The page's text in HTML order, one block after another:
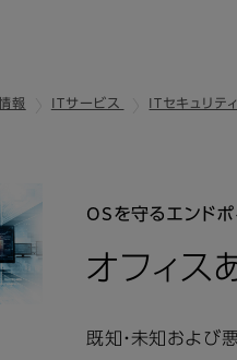
報 ITサービス ITセキュリティ
OSを守るエンドポ
オフィス
既知・未知および